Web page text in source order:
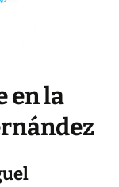
en la